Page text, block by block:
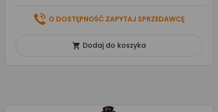
O DOSTĘPNOŚĆ ZAPYTAJ SPRZEDAWCĘ
 Dodaj do koszyka